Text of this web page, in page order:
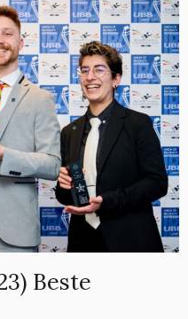
Beste